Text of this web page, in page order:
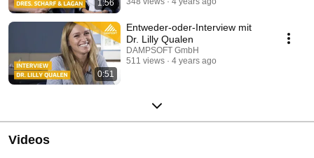
1:56
0:51
Entweder-oder-Interview mit
Dr. Lilly Qualen
DAMPSOFT GmbH
511 views
4 years ago
Videos